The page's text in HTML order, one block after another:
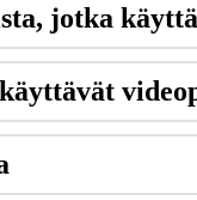
, jotka käyttä
käyttävät